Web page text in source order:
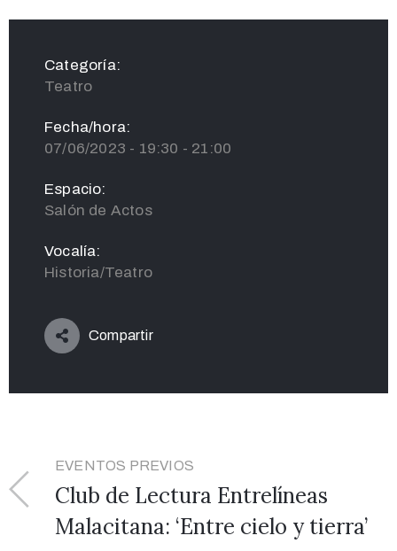
Categoría:
Teatro
Fecha/hora:
07/06/2023 - 19:30 - 21:00
Espacio:
Salón de Actos
Vocalía:
Historia/Teatro
Compartir
EVENTOS PREVIOS
Club de Lectura Entrelíneas
Malacitana: ‘Entre cielo y tierra’